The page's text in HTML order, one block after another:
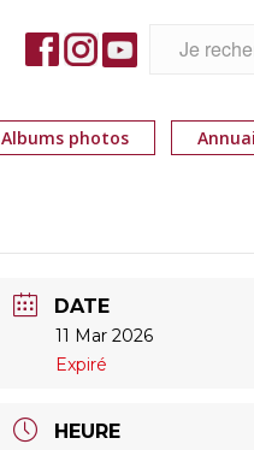
Albums photos
DATE
11 Mar 2026
Expiré
HEURE